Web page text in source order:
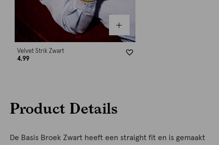
Velvet Strik Zwart
4.99
Product Details
De Basis Broek Zwart heeft een straight fit en is gemaakt